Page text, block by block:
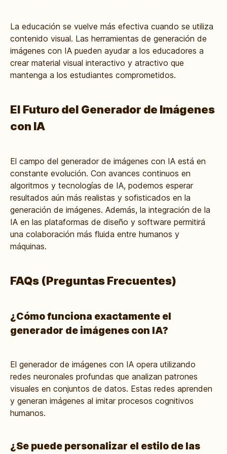
La educación se vuelve más efectiva cuando se utiliza
contenido visual. Las herramientas de generación de
imágenes con IA pueden ayudar a los educadores a
crear material visual interactivo y atractivo que
mantenga a los estudiantes comprometidos.
El Futuro del Generador de Imágenes
con IA
El campo del generador de imágenes con IA está en
constante evolución. Con avances continuos en
algoritmos y tecnologías de IA, podemos esperar
resultados aún más realistas y sofisticados en la
generación de imágenes. Además, la integración de la
IA en las plataformas de diseño y software permitirá
una colaboración más fluida entre humanos y
máquinas.
FAQs (Preguntas Frecuentes)
¿Cómo funciona exactamente el
generador de imágenes con IA?
El generador de imágenes con IA opera utilizando
redes neuronales profundas que analizan patrones
visuales en conjuntos de datos. Estas redes aprenden
y generan imágenes al imitar procesos cognitivos
humanos.
¿Se puede personalizar el estilo de las